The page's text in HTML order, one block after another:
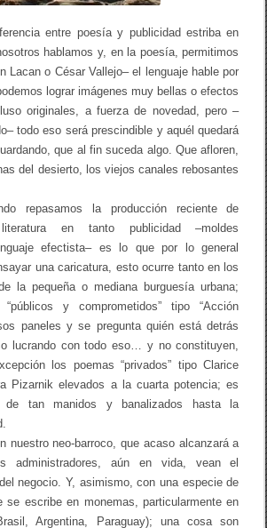
entre poesía y publicidad estriba en
hablamos y, en la poesía, permitimos
Lacan o César Vallejo– el lenguaje hable por
lograr imágenes muy bellas o efectos
originales, a fuerza de novedad, pero –
todo eso será prescindible y aquél quedará
que al fin suceda algo. Que afloren,
del desierto, los viejos canales rebosantes
repasamos la producción reciente de
en tanto publicidad –moldes
efectista– es lo que por lo general
una caricatura, esto ocurre tanto en los
la pequeña o mediana burguesía urbana;
y comprometidos” tipo “Acción
paneles y se pregunta quién está detrás
lucrando con todo eso… y no constituyen,
los poemas “privados” tipo Clarice
Pizarnik elevados a la cuarta potencia; es
de tan manidos y banalizados hasta la
nuestro neo-barroco, que acaso alcanzará a
administradores, aún en vida, vean el
negocio. Y, asimismo, con una especie de
se escribe en monemas, particularmente en
Argentina, Paraguay); una cosa son